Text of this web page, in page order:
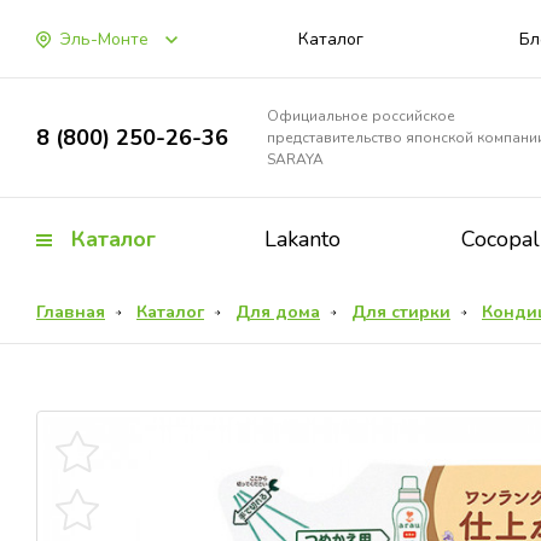
Эль-Монте Каталог
8 (800) 250-26-36
Официальное российское
представительство японской
SARAYA
Каталог Lakanto
Главная Каталог Для дома Для стирки